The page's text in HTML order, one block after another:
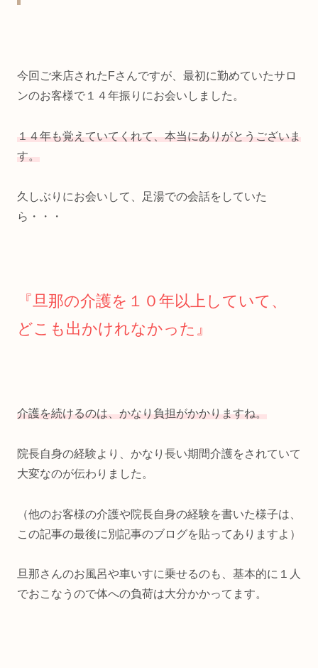
今回ご来店されたFさんですが、最初に勤めていたサロ
ンのお客様で１４年振りにお会いしました。
１４年も覚えていてくれて、本当にありがとうございま
す。
久しぶりにお会いして、足湯での会話をしていた
ら・・・
『旦那の介護を１０年以上していて、
どこも出かけれなかった』
介護を続けるのは、かなり負担がかかりますね。
院長自身の経験より、かなり長い期間介護をされていて
大変なのが伝わりました。
（他のお客様の介護や院長自身の経験を書いた様子は、
この記事の最後に別記事のブログを貼ってありますよ）
旦那さんのお風呂や車いすに乗せるのも、基本的に１人
でおこなうので体への負荷は大分かかってます。